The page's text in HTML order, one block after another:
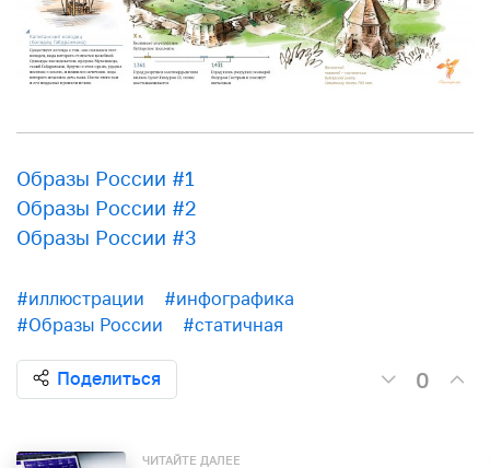
Образы России #1
Образы России #2
Образы России #3
#иллюстрации
#инфографика
#Образы России
#статичная
Поделиться 0
ЧИТАЙТЕ ДАЛЕЕ